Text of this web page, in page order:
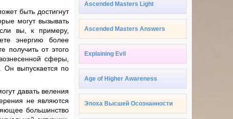
быть достигнут
могут вызывать
вы, к примеру,
энергию более
получить от этого
сферы,
Он выпускается по
давать веления
не являются
большинство
Ascended Masters Light
Ascended Masters Answers
Explaining Evil
Age of Higher Awareness
Эпоха Высшей Осознанности